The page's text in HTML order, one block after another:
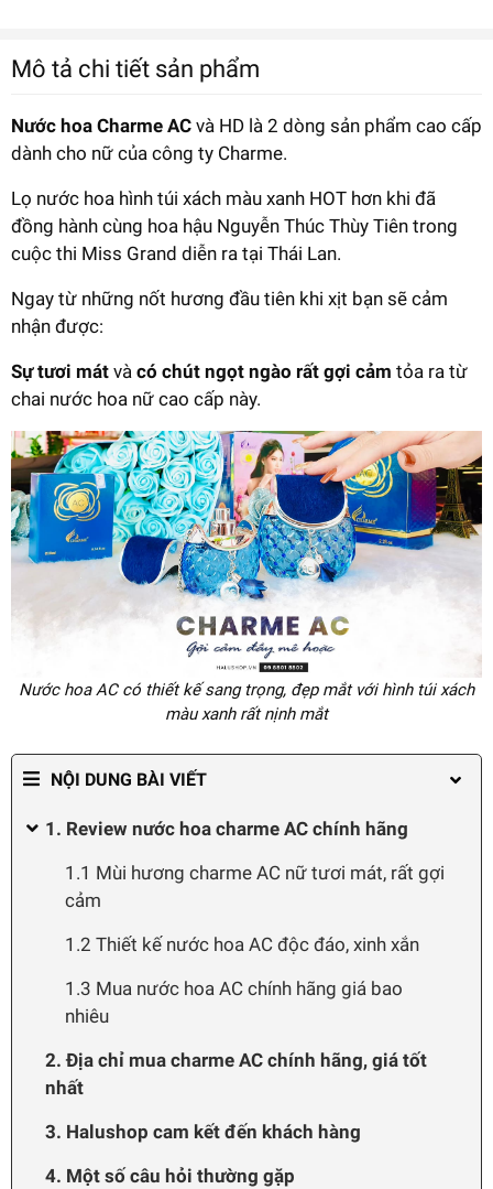
Mô tả chi tiết sản phẩm
Nước hoa Charme AC và HD là 2 dòng sản phẩm cao cấp
dành cho nữ của công ty Charme.
Lọ nước hoa hình túi xách màu xanh HOT hơn khi đã
đồng hành cùng hoa hậu Nguyễn Thúc Thùy Tiên trong
cuộc thi Miss Grand diễn ra tại Thái Lan.
Ngay từ những nốt hương đầu tiên khi xịt bạn sẽ cảm
nhận được:
Sự tươi mát và có chút ngọt ngào rất gợi cảm tỏa ra từ
chai nước hoa nữ cao cấp này.
Nước hoa AC có thiết kế sang trọng, đẹp mắt với hình túi xách
màu xanh rất nịnh mắt
NỘI DUNG BÀI VIẾT
1. Review nước hoa charme AC chính hãng
1.1 Mùi hương charme AC nữ tươi mát, rất gợi
cảm
1.2 Thiết kế nước hoa AC độc đáo, xinh xắn
1.3 Mua nước hoa AC chính hãng giá bao
nhiêu
2. Địa chỉ mua charme AC chính hãng, giá tốt
nhất
3. Halushop cam kết đến khách hàng
4. Một số câu hỏi thường gặp